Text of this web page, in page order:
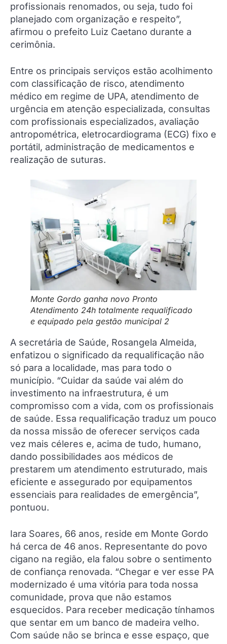
profissionais renomados, ou seja, tudo foi
planejado com organização e respeito”,
afirmou o prefeito Luiz Caetano durante a
cerimônia.
Entre os principais serviços estão acolhimento
com classificação de risco, atendimento
médico em regime de UPA, atendimento de
urgência em atenção especializada, consultas
com profissionais especializados, avaliação
antropométrica, eletrocardiograma (ECG) fixo e
portátil, administração de medicamentos e
realização de suturas.
Monte Gordo ganha novo Pronto
Atendimento 24h totalmente requalificado
e equipado pela gestão municipal 2
A secretária de Saúde, Rosangela Almeida,
enfatizou o significado da requalificação não
só para a localidade, mas para todo o
município. “Cuidar da saúde vai além do
investimento na infraestrutura, é um
compromisso com a vida, com os profissionais
de saúde. Essa requalificação traduz um pouco
da nossa missão de oferecer serviços cada
vez mais céleres e, acima de tudo, humano,
dando possibilidades aos médicos de
prestarem um atendimento estruturado, mais
eficiente e assegurado por equipamentos
essenciais para realidades de emergência”,
pontuou.
Iara Soares, 66 anos, reside em Monte Gordo
há cerca de 46 anos. Representante do povo
cigano na região, ela falou sobre o sentimento
de confiança renovada. “Chegar e ver esse PA
modernizado é uma vitória para toda nossa
comunidade, prova que não estamos
esquecidos. Para receber medicação tínhamos
que sentar em um banco de madeira velho.
Com saúde não se brinca e esse espaço, que